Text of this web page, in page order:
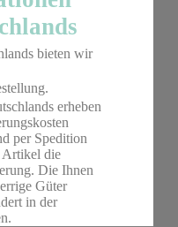
bieten wir
erheben
per Spedition
Artikel die
Die Ihnen
Güter
in der